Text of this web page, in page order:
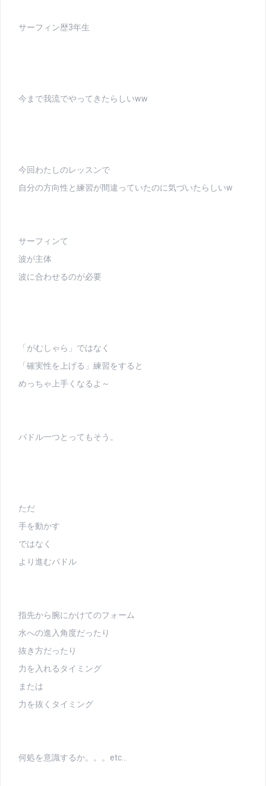
サーフィン歴3年生
今まで我流でやってきたらしいww
今回わたしのレッスンで
自分の方向性と練習が間違っていたのに気づいたらしいw
サーフィンて
波が主体
波に合わせるのが必要
「がむしゃら」ではなく
「確実性を上げる」練習をすると
めっちゃ上手くなるよ～
パドル一つとってもそう。
ただ
手を動かす
ではなく
より進むパドル
指先から腕にかけてのフォーム
水への進入角度だったり
抜き方だったり
力を入れるタイミング
または
力を抜くタイミング
何処を意識するか。。。etc…